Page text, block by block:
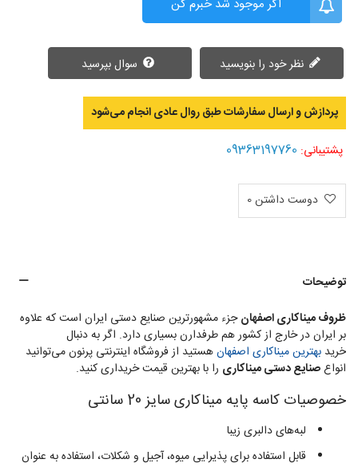
اگر موجود شد خبرم کن
نظر خود را بنویسید
پردازش و ارسال سفارشات طبق روال عادی انجام می‌‌شود
پشتیبانی: 09363197760
دوست داشتن0
توضیحات
ظروف میناکاری اصفهانجزء مشهورترین صنایع دستی ایران است که علاوه
بر ایران در خارج از کشور هم طرفدارن بسیاری دارد. اگر به دنبال
خرید بهترین میناکاری اصفهانهستید از فروشگاه اینترنتی پرنون می‌توانید
انواعصنایع دستی میناکاری را با بهترین قیمت خریداری کنید.
خصوصیات کاسه پایه میناکاری سایز 20 سانتی
لبه‌های دالبری زیبا
قابل استفاده برای پذیرایی میوه، آجیل و شکلات، استفاده به عنوان